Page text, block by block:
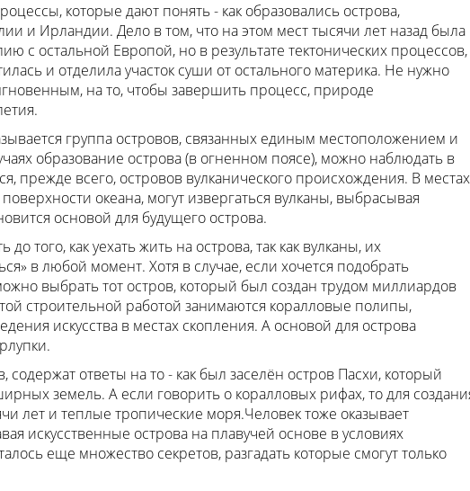
которые дают понять - как образовались острова,
и Ирландии. Дело в том, что на этом мест тысячи лет назад была
с остальной Европой, но в результате тектонических процессов,
и отделила участок суши от остального материка. Не нужно
на то, чтобы завершить процесс, природе
группа островов, связанных единым местоположением и
образование острова (в огненном поясе), можно наблюдать в
прежде всего, островов вулканического происхождения. В
океана, могут извергаться вулканы, выбрасывая
основой для будущего острова.
того, как уехать жить на острова, так как вулканы, их
в любой момент. Хотя в случае, если хочется подобрать
выбрать тот остров, который был создан трудом миллиардов
строительной работой занимаются коралловые полипы,
искусства в местах скопления. А основой для острова
содержат ответы на то - как был заселён остров Пасхи, который
земель. А если говорить о коралловых рифах, то для
лет и теплые тропические моря.Человек тоже оказывает
искусственные острова на плавучей основе в условиях
еще множество секретов, разгадать которые смогут только